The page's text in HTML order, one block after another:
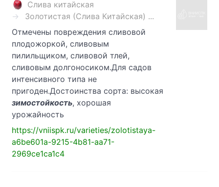
Слива китайская
Золотистая (Слива Китайская) ...
Отмечены повреждения сливовой
плодожоркой, сливовым
пилильщиком, сливовой тлей,
сливовым долгоносиком.Для садов
интенсивного типа не
пригоден.Достоинства сорта: высокая
зимостойкость, хорошая
урожайность
https://vniispk.ru/varieties/zolotistaya-
a6be601a-9215-4b81-aa71-
2969ce1ca1c4